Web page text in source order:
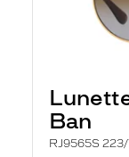
Ban
RJ9565S